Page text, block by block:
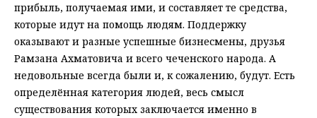
прибыль, получаемая ими, и составляет те средства,
которые идут на помощь людям. Поддержку
оказывают и разные успешные бизнесмены, друзья
Рамзана Ахматовича и всего чеченского народа. А
недовольные всегда были и, к сожалению, будут. Есть
определённая категория людей, весь смысл
существования которых заключается именно в